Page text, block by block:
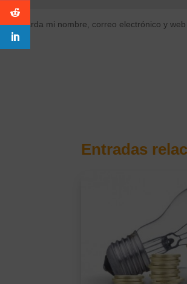
Guarda mi nombre, correo electrónico y
Entradas